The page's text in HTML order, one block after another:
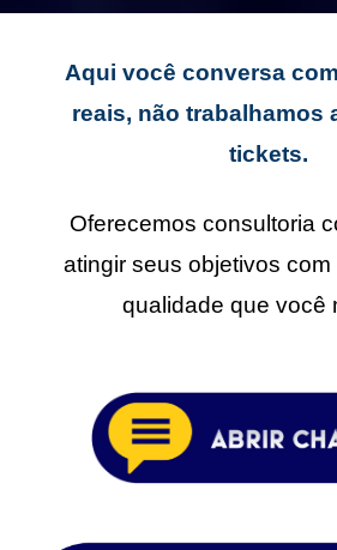
Aqui você conversa
reais, não trabalhamos
tickets.
Oferecemos consultoria
atingir seus objetivos
qualidade que você